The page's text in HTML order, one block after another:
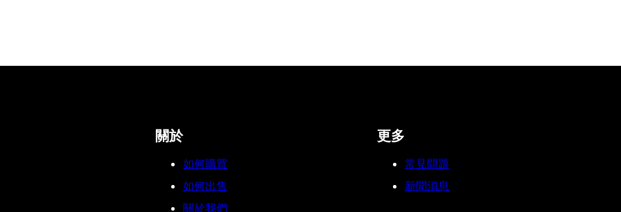
關於
如何購買
如何出售
關於我們
更多
常見問題
新聞消息